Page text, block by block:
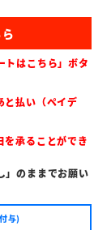
トはこちら」ボタ
と払い（ペイデ
を承ることができ
」のままでお願い
与)